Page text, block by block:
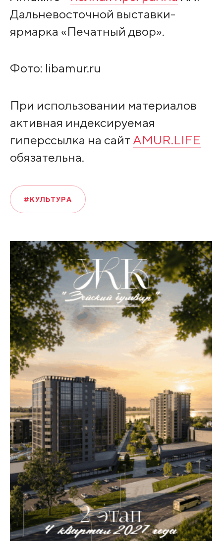
Дальневосточной выставки-
ярмарка «Печатный двор».
Фото: libamur.ru
При использовании материалов
активная индексируемая
гиперссылка на сайт AMUR.LIFE
обязательна.
#КУЛЬТУРА